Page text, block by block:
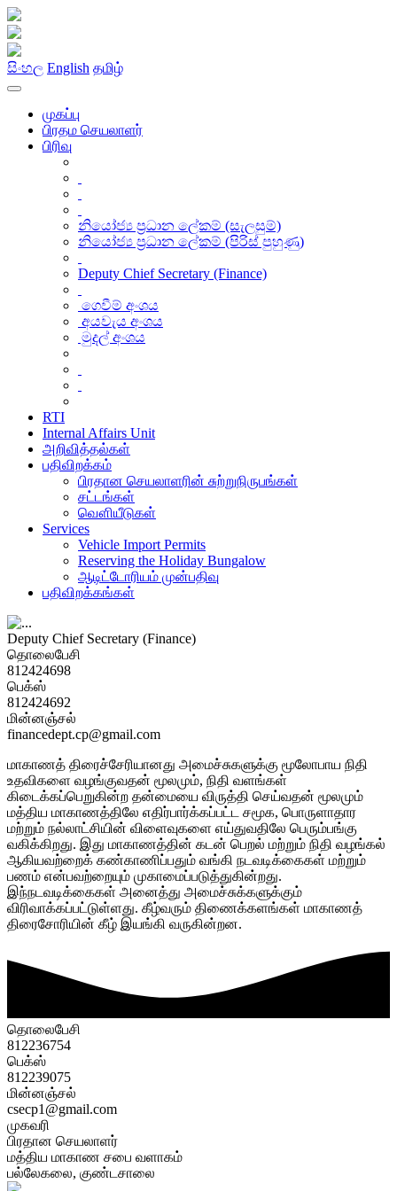
සිංහල English தமிழ்
முகப்பு
பிரதம செயலாளர்
பிரிவு
නියෝජ්‍ය ප්‍රධාන ලේකම් (සැලසුම්)
නියෝජ්‍ය ප්‍රධාන ලේකම් (පිරිස් පුහුණු)
Deputy Chief Secretary (Finance)
ගෙවීම් අංශය
අයවැය අංශය
මුදල් අංශය
RTI
Internal Affairs Unit
அறிவித்தல்கள்
பதிவிறக்கம்
பிரதான செயலாளரின் சுற்றுநிருபங்கள்
சட்டங்கள்
வௌியீடுகள்
Services
Vehicle Import Permits
Reserving the Holiday Bungalow
ஆடிட்டோரியம் முன்பதிவு
பதிவிறக்கங்கள்
Deputy Chief Secretary (Finance)
தொலைபேசி
812424698
பெக்ஸ்
812424692
மின்னஞ்சல்
financedept.cp@gmail.com
மாகாணத் திரைச்சேரியானது அமைச்சுகளுக்கு மூலோபாய நிதி
உதவிகளை வழங்குவதன் மூலமும், நிதி வளங்கள்
கிடைக்கப்பெறுகின்ற தன்மையை விருத்தி செய்வதன் மூலமும்
மத்திய மாகாணத்திலே எதிர்பார்க்கப்பட்ட சமூக, பொருளாதார
மற்றும் நல்லாட்சியின் விளைவுகளை எய்துவதிலே பெரும்பங்கு
வகிக்கிறது. இது மாகாணத்தின் கடன் பெறல் மற்றும் நிதி வழங்கல்
ஆகியவற்றைக் கண்காணிப்பதும் வங்கி நடவடிக்கைகள் மற்றும்
பணம் என்பவற்றையும் முகாமைப்படுத்துகின்றது.
இந்நடவடிக்கைகள் அனைத்து அமைச்சுக்களுக்கும்
விரிவாக்கப்பட்டுள்ளது. கீழ்வரும் திணைக்களங்கள் மாகாணத்
திரைசோரியின் கீழ் இயங்கி வருகின்றன.
தொலைபேசி
812236754
பெக்ஸ்
812239075
மின்னஞ்சல்
csecp1@gmail.com
முகவரி
பிரதான செயலாளர்
மத்திய மாகாண சபை வளாகம்
பல்லேகலை, குண்டசாலை